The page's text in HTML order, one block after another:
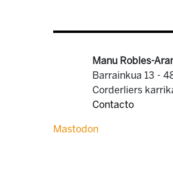
Manu Robles-
Barrainkua 13 -
Corderliers
Contacto
Mastodon